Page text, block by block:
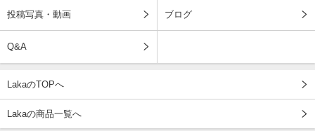
投稿写真・動画 ブログ
Q&A
LakaのTOPへ
Lakaの商品一覧へ